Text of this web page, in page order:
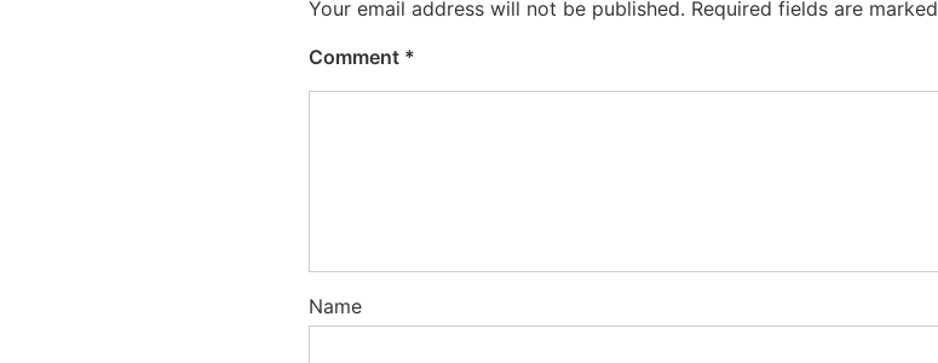
Your email address will not be published. Required fields are marked
Comment *
Name